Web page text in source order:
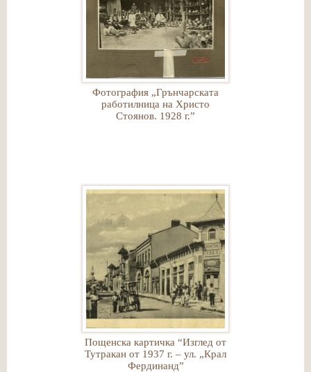
Фотография „Грънчарската
работилница на Христо
Стоянов. 1928 г.”
Пощенска картичка “Изглед от
Тутракан от 1937 г. – ул. „Крал
Фердинанд”